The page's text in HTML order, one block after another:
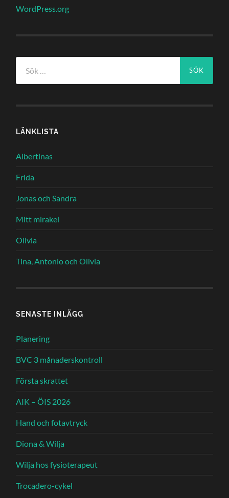
WordPress.org
efter:
LÄNKLISTA
Albertinas
Frida
Jonas och Sandra
Mitt mirakel
Olivia
Tina, Antonio och Olivia
SENASTE INLÄGG
Planering
BVC 3 månaderskontroll
Första skrattet
AIK – ÖIS 2026
Hand och fotavtryck
Diona & Wilja
Wilja hos fysioterapeut
Trocadero-cykel